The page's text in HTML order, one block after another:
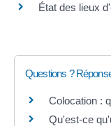
État des lieux
Questions ?
Colocation :
Qu'est-ce